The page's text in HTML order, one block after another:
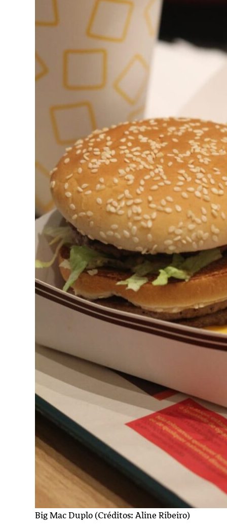
Big Mac Duplo (Créditos: Aline Ribeiro)